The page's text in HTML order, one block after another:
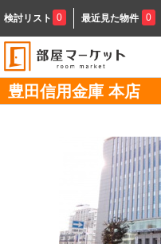
検討リスト 0 最近見た物件 0
豊田信用金庫 本店